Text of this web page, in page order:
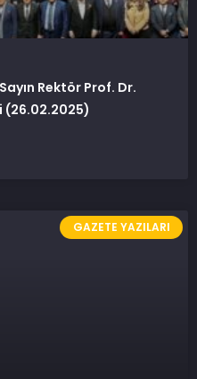
Rektör Prof. Dr.
(26.02.2025)
GAZETE YAZILARI